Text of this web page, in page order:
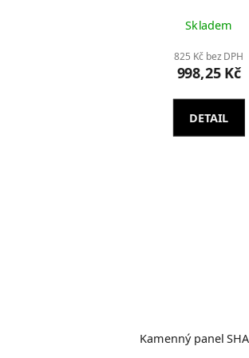
Skladem
825 Kč bez DPH
998,25 Kč
DETAIL
Kamenný panel